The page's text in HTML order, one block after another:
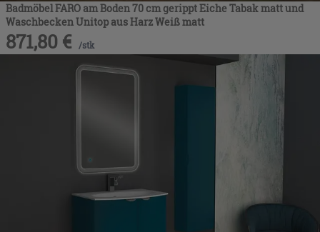
Badmöbel FARO am Boden 70 cm gerippt Eiche Tabak matt und
Waschbecken Unitop aus Harz Weiß matt
871,80 € /stk